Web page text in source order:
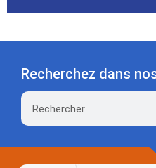
Recherchez dans
Rechercher